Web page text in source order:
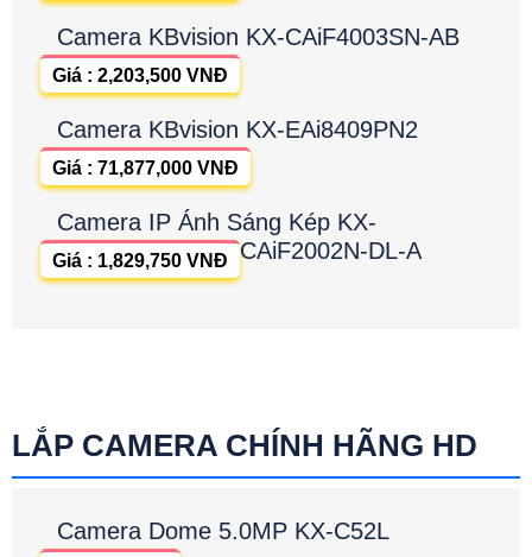
Camera KBvision KX-CAiF4003SN-AB
Giá : 2,203,500 VNĐ
Camera KBvision KX-EAi8409PN2
Giá : 71,877,000 VNĐ
Camera IP Ánh Sáng Kép KX-
CAiF2002N-DL-A
Giá : 1,829,750 VNĐ
LẮP CAMERA CHÍNH HÃNG HD
Camera Dome 5.0MP KX-C52L